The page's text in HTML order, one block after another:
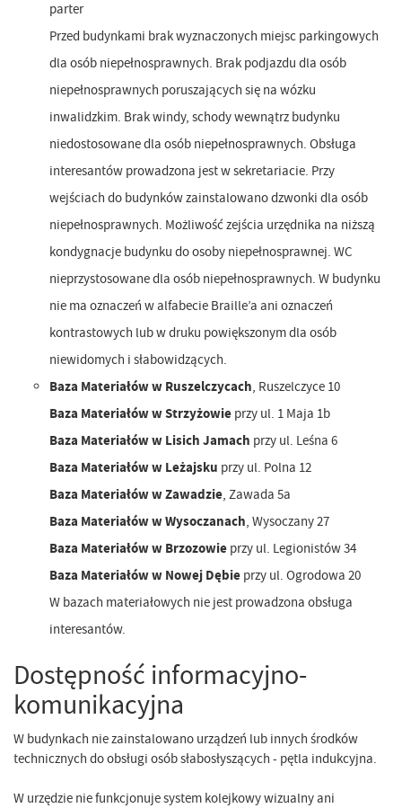
parter
Przed budynkami brak wyznaczonych miejsc parkingowych
dla osób niepełnosprawnych. Brak podjazdu dla osób
niepełnosprawnych poruszających się na wózku
inwalidzkim. Brak windy, schody wewnątrz budynku
niedostosowane dla osób niepełnosprawnych. Obsługa
interesantów prowadzona jest w sekretariacie. Przy
wejściach do budynków zainstalowano dzwonki dla osób
niepełnosprawnych. Możliwość zejścia urzędnika na niższą
kondygnacje budynku do osoby niepełnosprawnej. WC
nieprzystosowane dla osób niepełnosprawnych. W budynku
nie ma oznaczeń w alfabecie Braille’a ani oznaczeń
kontrastowych lub w druku powiększonym dla osób
niewidomych i słabowidzących.
Baza Materiałów w Ruszelczycach, Ruszelczyce 10
Baza Materiałów w Strzyżowie przy ul. 1 Maja 1b
Baza Materiałów w Lisich Jamach przy ul. Leśna 6
Baza Materiałów w Leżajsku przy ul. Polna 12
Baza Materiałów w Zawadzie, Zawada 5a
Baza Materiałów w Wysoczanach, Wysoczany 27
Baza Materiałów w Brzozowie przy ul. Legionistów 34
Baza Materiałów w Nowej Dębie przy ul. Ogrodowa 20
W bazach materiałowych nie jest prowadzona obsługa
interesantów.
Dostępność informacyjno-
komunikacyjna
W budynkach nie zainstalowano urządzeń lub innych środków
technicznych do obsługi osób słabosłyszących - pętla indukcyjna.
W urzędzie nie funkcjonuje system kolejkowy wizualny ani